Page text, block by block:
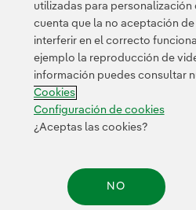
Contacta Clientes Política de
Transparencia en el uso de la IA
Configuración de cookies
utilizadas para personalización
cuenta que la no aceptación
interferir en el correcto
ejemplo la reproducción de
información puedes consultar
Cookies
Configuración de cookies
¿Aceptas las cookies?
NO